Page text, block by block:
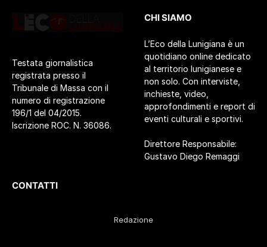
Testata giornalistica
registrata presso il
Tribunale di Massa con il
numero di registrazione
196/1 del 04/2015.
Iscrizione ROC. N. 36086.
CHI SIAMO
L’Eco della Lunigiana è un
quotidiano online dedicato
al territorio lunigianese e
non solo. Con interviste,
inchieste, video,
approfondimenti e report di
eventi culturali e sportivi.
Direttore Responsabile:
Gustavo Diego Remaggi
CONTATTI
Redazione